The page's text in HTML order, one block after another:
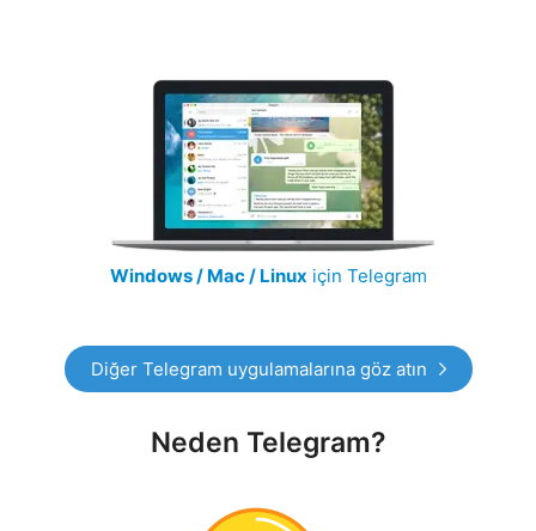
Windows / Mac / Linux için Telegram
Diğer Telegram uygulamalarına göz atın
Neden Telegram?